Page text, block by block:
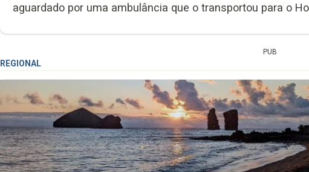
aguardado por uma ambulância que o transportou para o
PUB
REGIONAL